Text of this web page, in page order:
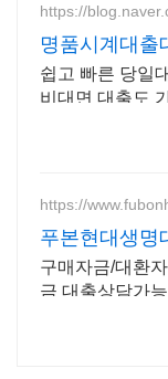
https://
명품시계대출
문 전당포
쉽고 빠른 당일
비대면 대출도
https://
푸본현대생명
욱
구매자금/대환
금 대출상담가